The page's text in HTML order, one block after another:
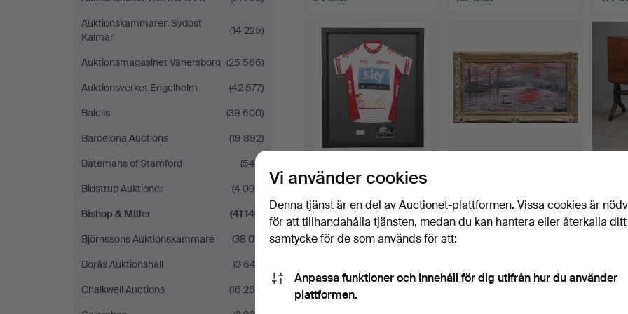
Auktionskammaren Sydost
Kalmar
(14 225)
Auktionsmagasinet Vänersborg (25 566)
Auktionsverket Engelholm
(42 577)
Balclis
(39 600)
Barcelona Auctions
(19 892)
Batemans of Stamford
(544)
Bidstrup Auktioner
(4 094)
Bishop & Miller
(41 140)
Björnssons Auktionskammare
(38 011)
Borås Auktionshall
(3 643)
Chalkwell Auctions
(16 266)
CYKELINTRESSE;
EDVALD BOASSON
HAGEN ENECO …
34 USD 48 USD 61 USD
Vi använder cookies
Denna tjänst är en del av Auctionet-plattformen. Vissa cookies är
för att tillhandahålla tjänsten, medan du kan hantera eller återkalla ditt
samtycke för de som används för att:
Anpassa funktioner och innehåll för dig utifrån hur du använder
plattformen.